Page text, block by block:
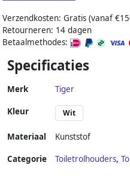
Verzendkosten: Gratis (vanaf
Retourneren: 14 dagen
Betaalmethodes:
Specificaties
Merk Tiger
Kleur Wit
Materiaal Kunststof
Categorie Toiletrolhouders,